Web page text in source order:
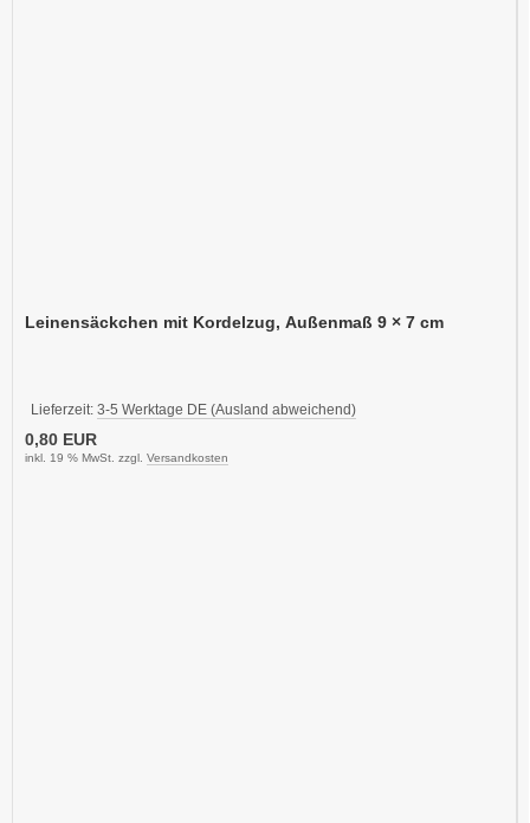
Leinensäckchen mit Kordelzug, Außenmaß 9 × 7 cm
Lieferzeit: 3-5 Werktage DE (Ausland abweichend)
0,80 EUR
inkl. 19 % MwSt. zzgl. Versandkosten